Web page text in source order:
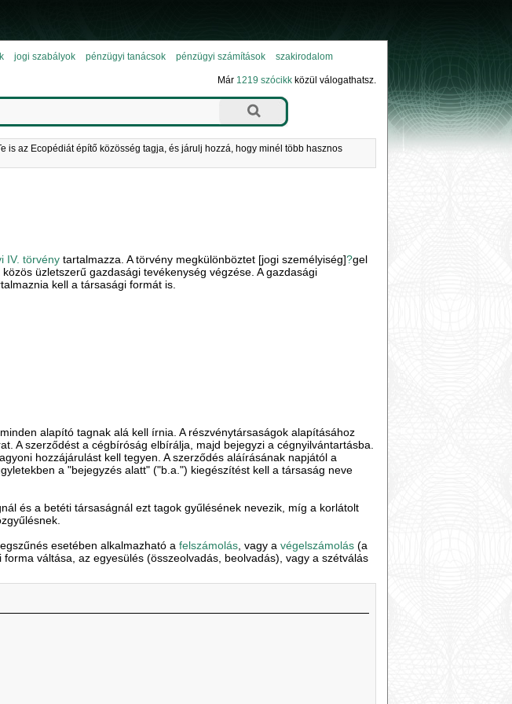
jogi szabályok pénzügyi tanácsok pénzügyi számítások
szakirodalom
Már 1219 szócikkközül válogathatsz.
is az Ecopédiát építő közösség tagja, és járulj hozzá, hogy minél több hasznos
IV. törvény tartalmazza. A törvény megkülönböztet [jogi személyiség]?gel
üzletszerű gazdasági tevékenység végzése. A gazdasági
kell a társasági formát is.
alapító tagnak alá kell írnia. A részvénytársaságok alapításához
A szerződést a cégbíróság elbírálja, majd bejegyzi a cégnyilvántartásba.
hozzájárulást kell tegyen. A szerződés aláírásának napjától a
a "bejegyzés alatt" ("b.a.") kiegészítést kell a társaság neve
és a betéti társaságnál ezt tagok gyűlésének nevezik, míg a korlátolt
esetében alkalmazható afelszámolás, vagy avégelszámolás (a
váltása, az egyesülés (összeolvadás, beolvadás), vagy a szétválás